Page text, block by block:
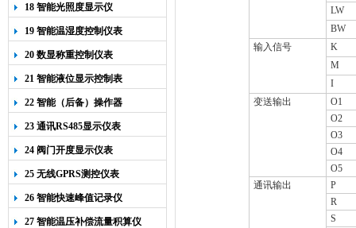
18 智能光照度显示仪
19 智能温湿度控制仪表
20 数显称重控制仪表
21 智能液位显示控制表
22 智能（后备）操作器
23 通讯RS485显示仪表
24 阀门开度显示仪表
25 无线GPRS测控仪表
26 智能快速峰值记录仪
27 智能温压补偿流量积算仪
LW
BW
输入信号
K
M
I
变送输出
O1
O2
O3
O4
O5
通讯输出
P
R
S